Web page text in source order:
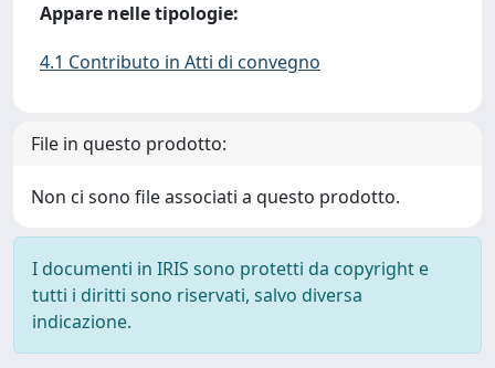
Appare nelle tipologie:
4.1 Contributo in Atti di convegno
File in questo prodotto:
Non ci sono file associati a questo prodotto.
I documenti in IRIS sono protetti da copyright e
tutti i diritti sono riservati, salvo diversa
indicazione.